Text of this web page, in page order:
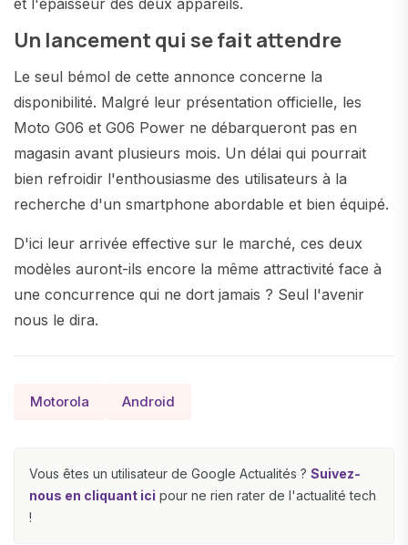
et l'épaisseur des deux appareils.
Un lancement qui se fait attendre
Le seul bémol de cette annonce concerne la
disponibilité. Malgré leur présentation officielle, les
Moto G06 et G06 Power ne débarqueront pas en
magasin avant plusieurs mois. Un délai qui pourrait
bien refroidir l'enthousiasme des utilisateurs à la
recherche d'un smartphone abordable et bien équipé.
D'ici leur arrivée effective sur le marché, ces deux
modèles auront-ils encore la même attractivité face à
une concurrence qui ne dort jamais ? Seul l'avenir
nous le dira.
Motorola Android
Vous êtes un utilisateur de Google Actualités ? Suivez-
nous en cliquant ici pour ne rien rater de l'actualité tech
!